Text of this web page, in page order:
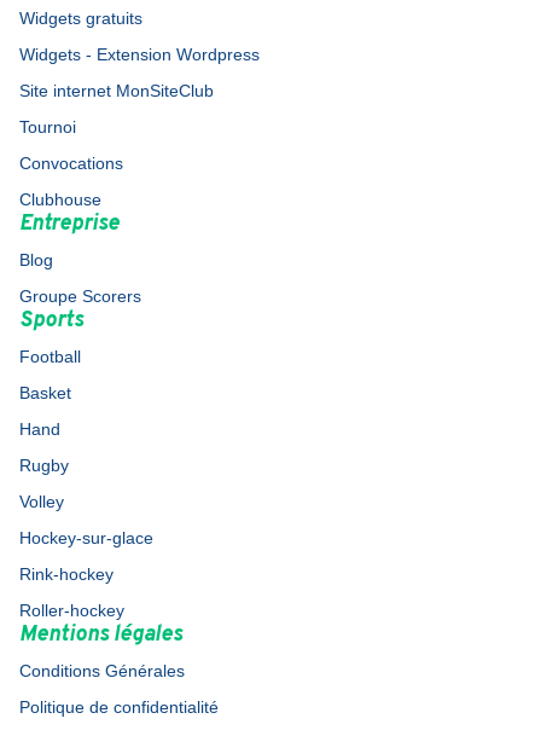
Widgets gratuits
Widgets - Extension Wordpress
Site internet MonSiteClub
Tournoi
Convocations
Clubhouse
Entreprise
Blog
Groupe Scorers
Sports
Football
Basket
Hand
Rugby
Volley
Hockey-sur-glace
Rink-hockey
Roller-hockey
Mentions légales
Conditions Générales
Politique de confidentialité